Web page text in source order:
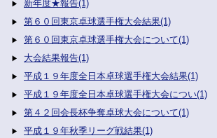
新年度★報告(1)
第６０回東京卓球選手権大会結果(1)
第６０回東京卓球選手権大会について(1)
大会結果報告(1)
平成１９年度全日本卓球選手権大会結果(1)
平成１９年度全日本卓球選手権大会につい(1)
第４２回会長杯争奪卓球大会について(1)
平成１９年秋季リーグ戦結果(1)